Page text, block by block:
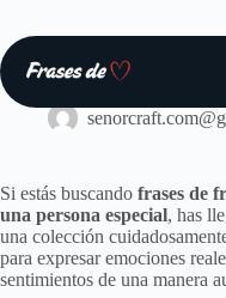
contenido
Frases
Si estás buscando frases de
una persona especial, has
una colección
para expresar emociones
sentimientos de una manera